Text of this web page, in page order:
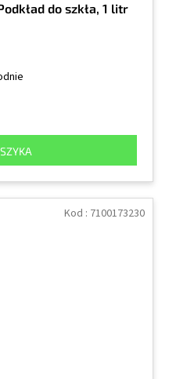
do szkła, 1 litr
Kod : 7100173230